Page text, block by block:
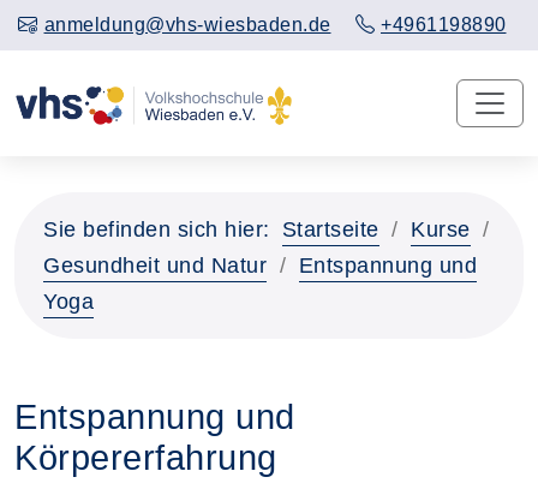
anmeldung@vhs-wiesbaden.de +4961198890
Sie befinden sich hier: Startseite
Kurse
Gesundheit und Natur
Entspannung und
Yoga
Entspannung und
Körpererfahrung